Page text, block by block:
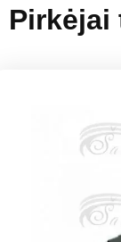
Pirkėjai